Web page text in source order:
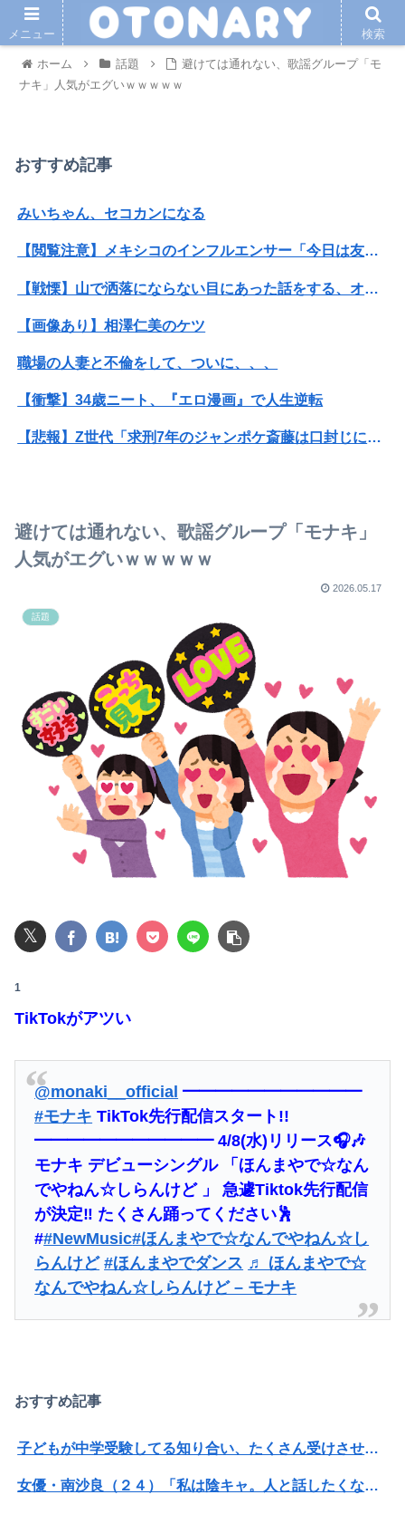
ホーム 話題
避けては通れない、歌謡グループ「モ
ナキ」人気がエグいｗｗｗｗｗ
おすすめ記事
みいちゃん、セコカンになる
【閲覧注意】メキシコのインフルエンサー「今日は友達と配達員のアルバイトを体験してみるよ！！」←結果・・・
【戦慄】山で洒落にならない目にあった話をする、オカルト系で
【画像あり】相澤仁美のケツ
職場の人妻と不倫をして、ついに、、、
【衝撃】34歳ニート、『エロ漫画』で人生逆転
【悲報】Z世代「求刑7年のジャンポケ斎藤は口封じに被害者殺した方が量刑軽かっただろ」←1万いいね
ヴィクターはエインフェリアを集めるようです 第76話
【画像】セブンイレブン、ついに神商品を販売
【西武対ソフトバンク19回戦】ソフトバンク、7回表1アウト二塁から谷川原のタイムリーツーベースで先制！！！！！！！！！！！！
【西武対ソフトバンク19回戦】ソフトバンク、7回表1アウト二塁から谷川原のタイムリーツーベースで先制！！！！！！！！！！！！
女優・南沙良（２４）「私は陰キャ。人と話したくないので家に引きこもってPCでアニメを観ていたい」
【巨乳画像】大躍進中の桃月なしこ、水着グラビアがパーフェクトボディすぎるwwwwwww
姪にちoぽしゃぶらせたらこうなるwww
【悲報】40度超えで働くゴミ収集員さん、コンビニで水分補給しただけで市民からブチギレられてしまう
少子化って女さんのせいだよな
飯尾夏帆アナ、ポロシャツお●ぱいデッカ！横乳の膨らみブルン揺れ最高
避けては通れない、歌謡グループ「モナキ」
人気がエグいｗｗｗｗｗ
2026.05.17
話題
𝕏
1
TikTokがアツい
@monaki__official ━━━━━━━━━━━
#モナキ TikTok先行配信スタート!!
━━━━━━━━━━━ 4/8(水)リリース🎧🎶
モナキ デビューシングル 「ほんまやで☆なん
でやねん☆しらんけど 」 急遽Tiktok先行配信
が決定‼️ たくさん踊ってください🕺
##NewMusic#ほんまやで☆なんでやねん☆し
らんけど #ほんまやでダンス ♬ ほんまやで☆
なんでやねん☆しらんけど – モナキ
おすすめ記事
子どもが中学受験してる知り合い、たくさん受けさせてるけど合格したの通えない距離の学校だけらしい
女優・南沙良（２４）「私は陰キャ。人と話したくないので家に引きこもってPCでアニメを観ていたい」
メニュー 検索